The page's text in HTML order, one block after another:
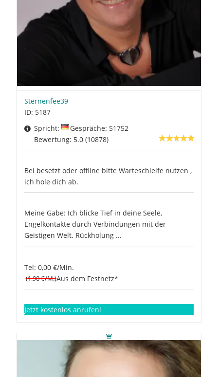
Sternenfee39
ID: 5187
Spricht:
Gespräche: 51752
Bewertung: 5.0 (10878)
Bei besetzt oder offline bitte Warteschleife nutzen ,
ich hole dich ab.
Meine Gabe: Ich blicke Tief in deine Seele,
Engelkontakte durch Verbindungen mit der
Geistigen Welt. Rückholung ...
Tel: 0,00 €/Min.
(1.98 €/M.)Aus dem Festnetz*
Jetzt kostenlos anrufen!